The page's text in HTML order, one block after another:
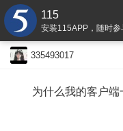
115
安装115APP，随时参
335493017
为什么我的客户